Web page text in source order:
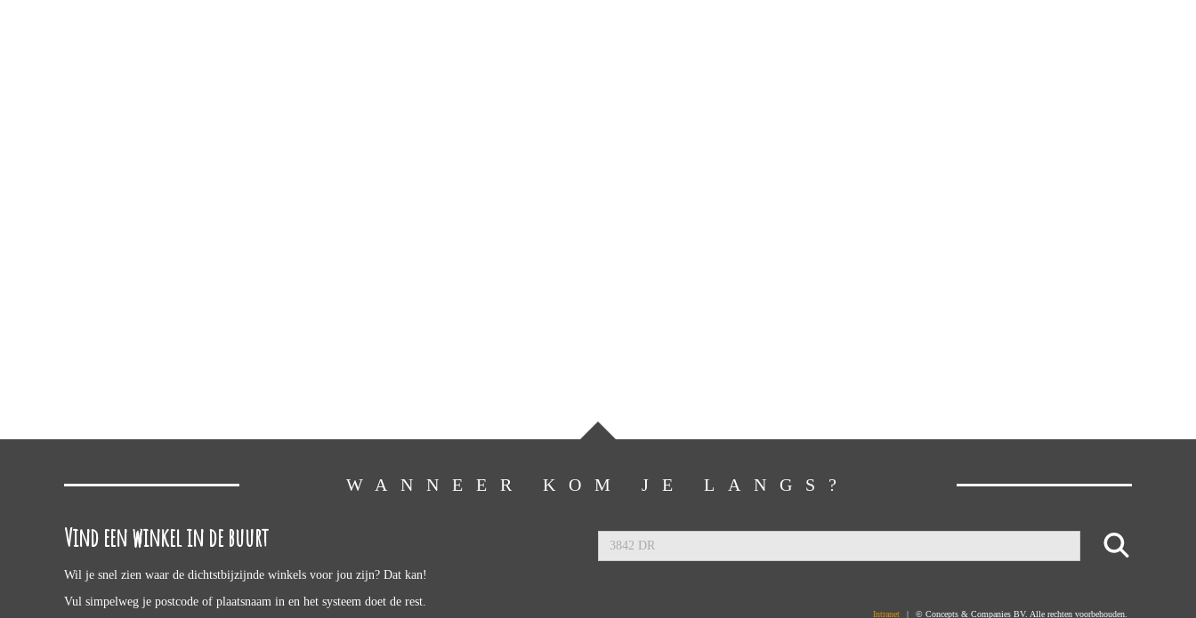
WANNEER KOM JE LANGS?
Vind een winkel in de buurt
Wil je snel zien waar de dichtstbijzijnde winkels voor jou zijn? Dat kan!
Vul simpelweg je postcode of plaatsnaam in en het systeem doet de rest.
Intranet | © Concepts & Companies BV. Alle rechten voorbehouden.